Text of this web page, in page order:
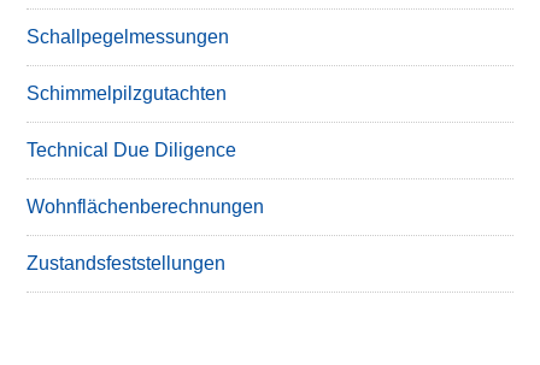
Schallpegelmessungen
Schimmelpilzgutachten
Technical Due Diligence
Wohnflächenberechnungen
Zustandsfeststellungen